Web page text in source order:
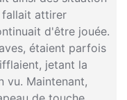
fallait attirer
d'être jouée.
étaient parfois
jetant la
vu. Maintenant,